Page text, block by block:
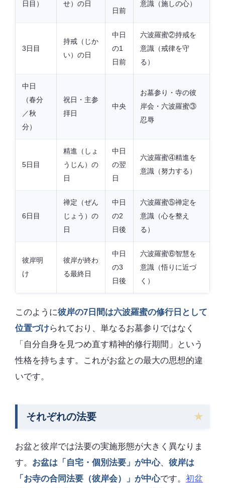
日目） せ）の日
日前
意識（施しの心）
3日目
持戒（じか
い）の日
中日
の1
日前
六波羅蜜②持戒を
意識（戒律を守
る）
中日
（春分
／秋
分）
祝日・主参
拝日
中央
お墓参り・寺の彼
岸会・六波羅蜜③
忍辱
5日目
精進（しょ
うじん）の
日
中日
の翌
日
六波羅蜜④精進を
意識（努力する）
6日目
禅定（ぜん
じょう）の
日
中日
の2
日後
六波羅蜜⑤禅定を
意識（心を整え
る）
彼岸明
け
彼岸が終わ
る最終日
中日
の3
日後
六波羅蜜⑥智慧を
意識（悟りに近づ
く）
このように彼岸の7日間は六波羅蜜の修行日として
位置づけられており、単なるお墓参りではなく
「自分自身を見つめ直す精神的修行期間」という
性格を持ちます。これがお盆との最大の思想的違
いです。
それぞれの法要
お盆と彼岸では法要の実施形態が大きく異なりま
す。 お盆は「自宅・個別法要」が中心、 彼岸は
「お寺の合同法要（彼岸会）」が中心です。 初盆